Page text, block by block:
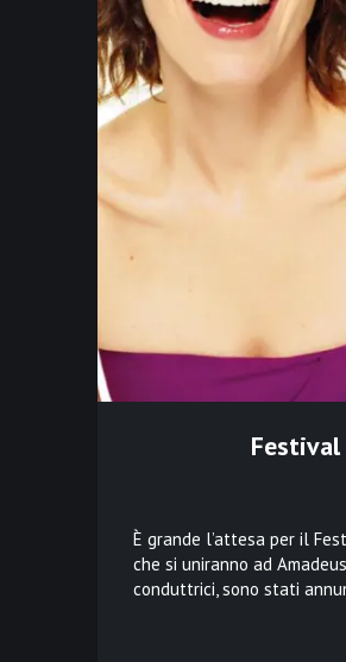
È grande l’attesa per il
che si uniranno ad
conduttrici, sono stati